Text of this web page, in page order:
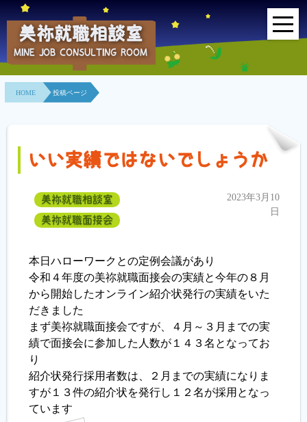
HOME
事業所紹介
相談室とは？
利用者の声
求人情報検索
各種セミナー
履歴書ジェネレーター
美祢就職相談室
MINE JOB CONSULTING ROOM
HOME 投稿ページ
いい実績ではないでしょうか
美祢就職相談室
美祢就職面接会
2023年3月10
日
本日ハローワークとの定例会議があり
令和４年度の美祢就職面接会の実績と今年の８月
から開始したオンライン紹介状発行の実績をいた
だきました
まず美祢就職面接会ですが、４月～３月までの実
績で面接会に参加した人数が１４３名となってお
り
紹介状発行採用者数は、２月までの実績になりま
すが１３件の紹介状を発行し１２名が採用となっ
ています